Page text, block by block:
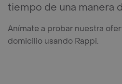
tiempo de una manera
Anímate a probar nuestra
domicilio usando Rappi.